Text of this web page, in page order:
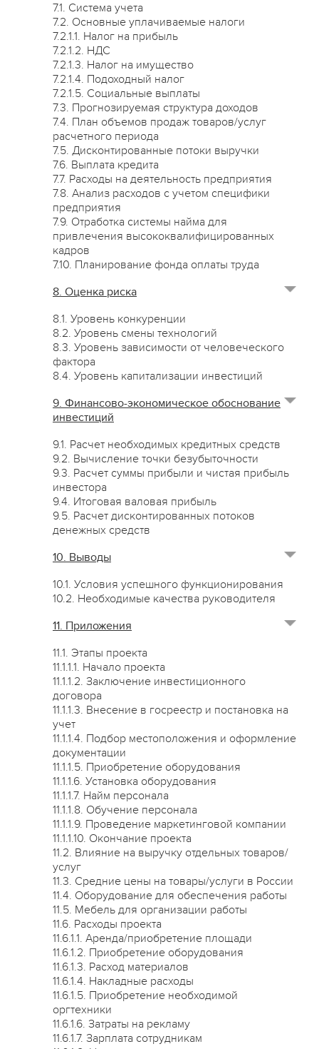
7.1. Система учета
7.2. Основные уплачиваемые налоги
7.2.1.1. Налог на прибыль
7.2.1.2. НДС
7.2.1.3. Налог на имущество
7.2.1.4. Подоходный налог
7.2.1.5. Социальные выплаты
7.3. Прогнозируемая структура доходов
7.4. План объемов продаж товаров/услуг
расчетного периода
7.5. Дисконтированные потоки выручки
7.6. Выплата кредита
7.7. Расходы на деятельность предприятия
7.8. Анализ расходов с учетом специфики
предприятия
7.9. Отработка системы найма для
привлечения высококвалифицированных
кадров
7.10. Планирование фонда оплаты труда
8. Оценка риска
8.1. Уровень конкуренции
8.2. Уровень смены технологий
8.3. Уровень зависимости от человеческого
фактора
8.4. Уровень капитализации инвестиций
9. Финансово-экономическое обоснование
инвестиций
9.1. Расчет необходимых кредитных средств
9.2. Вычисление точки безубыточности
9.3. Расчет суммы прибыли и чистая прибыль
инвестора
9.4. Итоговая валовая прибыль
9.5. Расчет дисконтированных потоков
денежных средств
10. Выводы
10.1. Условия успешного функционирования
10.2. Необходимые качества руководителя
11. Приложения
11.1. Этапы проекта
11.1.1.1. Начало проекта
11.1.1.2. Заключение инвестиционного
договора
11.1.1.3. Внесение в госреестр и постановка на
учет
11.1.1.4. Подбор местоположения и оформление
документации
11.1.1.5. Приобретение оборудования
11.1.1.6. Установка оборудования
11.1.1.7. Найм персонала
11.1.1.8. Обучение персонала
11.1.1.9. Проведение маркетинговой компании
11.1.1.10. Окончание проекта
11.2. Влияние на выручку отдельных товаров/
услуг
11.3. Средние цены на товары/услуги в России
11.4. Оборудование для обеспечения работы
11.5. Мебель для организации работы
11.6. Расходы проекта
11.6.1.1. Аренда/приобретение площади
11.6.1.2. Приобретение оборудования
11.6.1.3. Расход материалов
11.6.1.4. Накладные расходы
11.6.1.5. Приобретение необходимой
оргтехники
11.6.1.6. Затраты на рекламу
11.6.1.7. Зарплата сотрудникам